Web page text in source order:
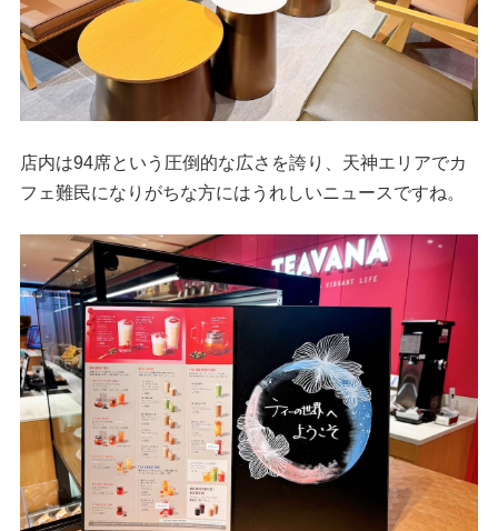
店内は94席という圧倒的な広さを誇り、天神エリアでカ
フェ難民になりがちな方にはうれしいニュースですね。